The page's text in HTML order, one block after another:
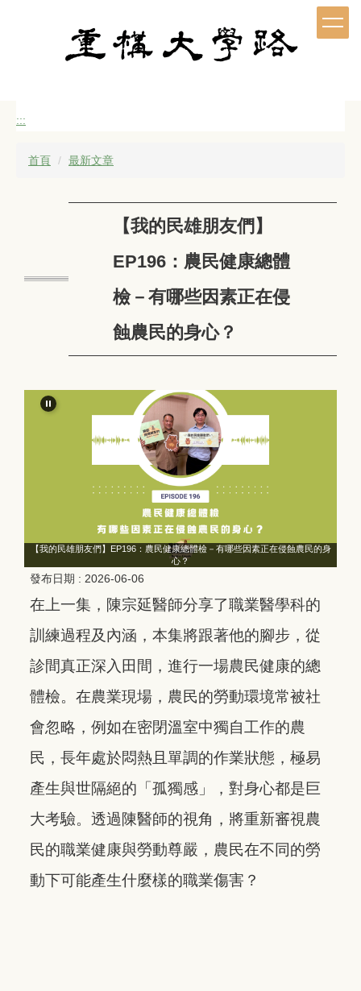
:::
首頁 最新文章
【我的民雄朋友們】
EP196：農民健康總體
檢－有哪些因素正在侵
蝕農民的身心？
【我的民雄朋友們】EP196：農民健康總體檢－有哪些因素正在侵蝕農民的身
心？
發布日期 : 2026-06-06
在上一集，陳宗延醫師分享了職業醫學科的
訓練過程及內涵，本集將跟著他的腳步，從
診間真正深入田間，進行一場農民健康的總
體檢。在農業現場，農民的勞動環境常被社
會忽略，例如在密閉溫室中獨自工作的農
民，長年處於悶熱且單調的作業狀態，極易
產生與世隔絕的「孤獨感」，對身心都是巨
大考驗。透過陳醫師的視角，將重新審視農
民的職業健康與勞動尊嚴，農民在不同的勞
動下可能產生什麼樣的職業傷害？